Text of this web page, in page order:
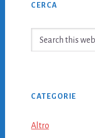
Sidebar
CERCA
CATEGORIE
Altro